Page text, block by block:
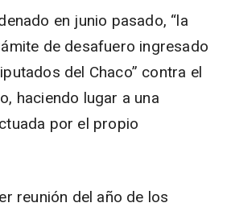
en junio pasado, “la
de desafuero ingresado
del Chaco” contra el
haciendo lugar a una
por el propio
reunión del año de los